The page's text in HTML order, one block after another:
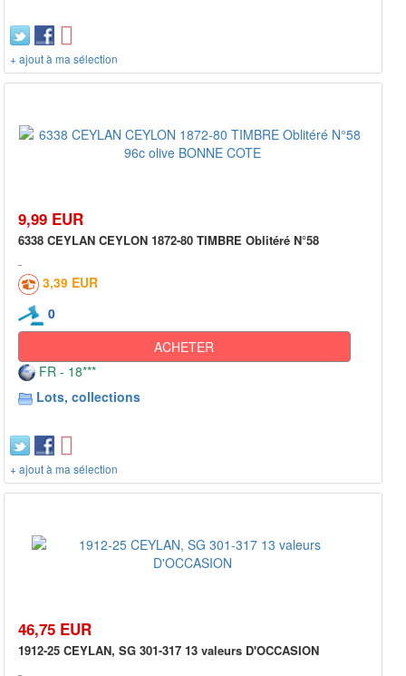
+ ajout à ma sélection
9,99 EUR
6338 CEYLAN CEYLON 1872-80 TIMBRE Oblitéré N°58
3,39 EUR
0
ACHETER
FR - 18***
Lots, collections
+ ajout à ma sélection
46,75 EUR
1912-25 CEYLAN, SG 301-317 13 valeurs D'OCCASION